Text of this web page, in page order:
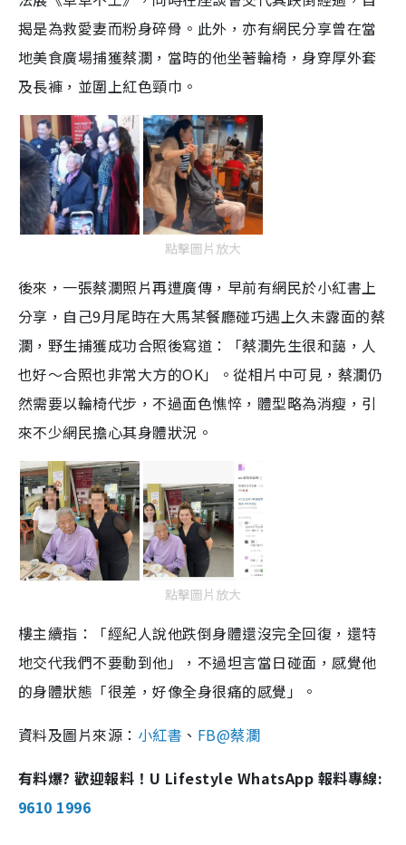
揭是為救愛妻而粉身碎骨。此外，亦有網民分享曾在當
地美食廣場捕獲蔡瀾，當時的他坐著輪椅，身穿厚外套
及長褲，並圍上紅色頸巾。
點擊圖片放大
後來，一張蔡瀾照片再遭廣傳，早前有網民於小紅書上
分享，自己9月尾時在大馬某餐廳碰巧遇上久未露面的蔡
瀾，野生捕獲成功合照後寫道：「蔡瀾先生很和藹，人
也好～合照也非常大方的OK」。從相片中可見，蔡瀾仍
然需要以輪椅代步，不過面色憔悴，體型略為消瘦，引
來不少網民擔心其身體狀況。
點擊圖片放大
樓主續指：「經紀人說他跌倒身體還沒完全回復，還特
地交代我們不要動到他」，不過坦言當日碰面，感覺他
的身體狀態「很差，好像全身很痛的感覺」。
資料及圖片來源： 小紅書 、 FB@蔡瀾
有料爆? 歡迎報料！U Lifestyle WhatsApp 報料專線:
9610 1996